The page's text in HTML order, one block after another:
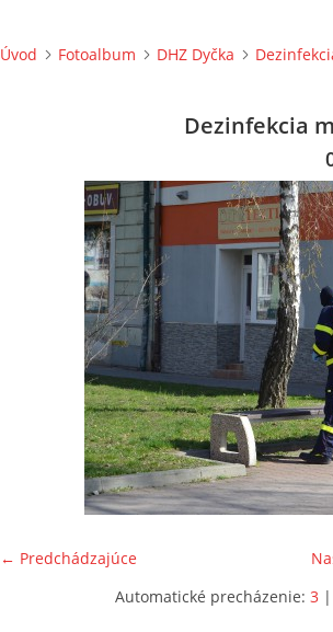
Úvod Fotoalbum DHZ Dyčka
Dezinfekcia
← Predchádzajúce
Automatické precházenie: 3 |